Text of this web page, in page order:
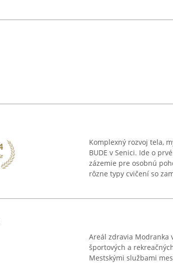
Komplexný rozvoj tela,
BUDE v Senici. Ide o
zázemie pre osobnú
rôzne typy cvičení so
Areál zdravia Modranka
športových a
Mestskými službami